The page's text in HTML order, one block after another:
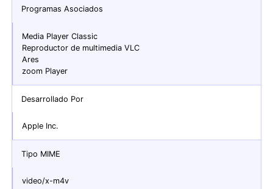
Programas Asociados
Media Player Classic
Reproductor de multimedia VLC
Ares
zoom Player
Desarrollado Por
Apple Inc.
Tipo MIME
video/x-m4v